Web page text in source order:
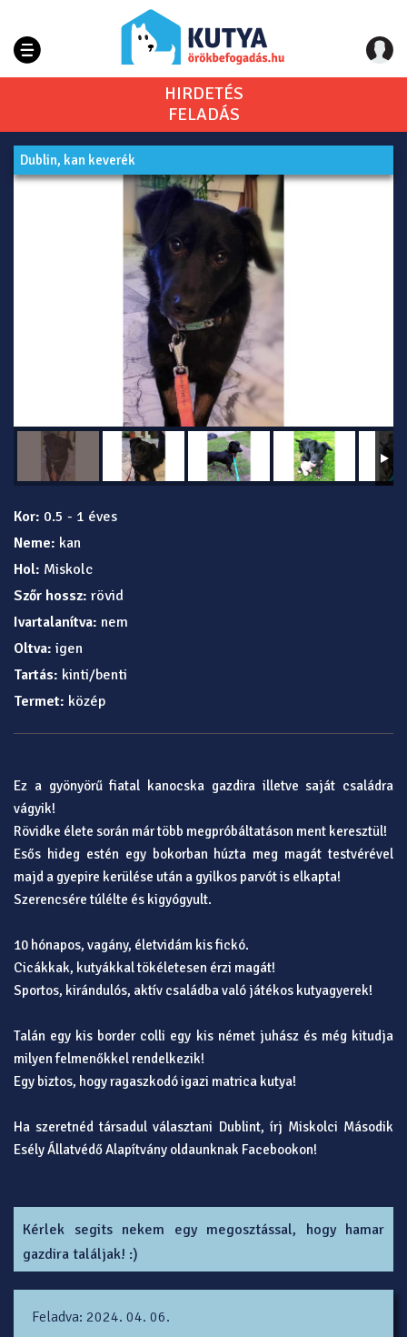
HIRDETÉS
FELADÁS
Dublin, kan keverék
Kor: 0.5 - 1 éves
Neme: kan
Hol: Miskolc
Szőr hossz: rövid
Ivartalanítva: nem
Oltva: igen
Tartás: kinti/benti
Termet: közép
Ez a gyönyörű fiatal kanocska gazdira illetve saját családra
vágyik!
Rövidke élete során már több megpróbáltatáson ment keresztül!
Esős hideg estén egy bokorban húzta meg magát testvérével
majd a gyepire kerülése után a gyilkos parvót is elkapta!
Szerencsére túlélte és kigyógyult.
10 hónapos, vagány, életvidám kis fickó.
Cicákkak, kutyákkal tökéletesen érzi magát!
Sportos, kirándulós, aktív családba való játékos kutyagyerek!
Talán egy kis border colli egy kis német juhász és még kitudja
milyen felmenőkkel rendelkezik!
Egy biztos, hogy ragaszkodó igazi matrica kutya!
Ha szeretnéd társadul választani Dublint, írj Miskolci Második
Esély Állatvédő Alapítvány oldaunknak Facebookon!
Kérlek segits nekem egy megosztással, hogy hamar
gazdira találjak! :)
Feladva: 2024. 04. 06.